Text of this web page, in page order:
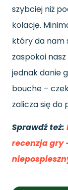
szybciej niż
kolację.
który da nam
zaspokoi
jednak danie
bouche –
zalicza się do
Sprawdź też:
recenzja gry